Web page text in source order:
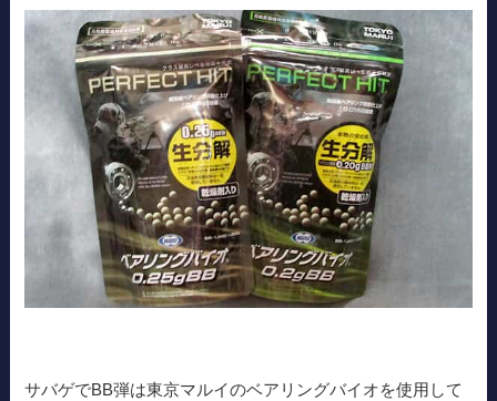
サバゲでBB弾は東京マルイのベアリングバイオを使用して